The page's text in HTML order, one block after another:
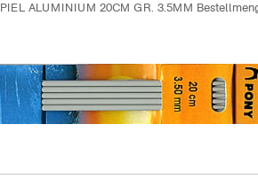
ALUMINIUM 20CM GR. 3.5MM